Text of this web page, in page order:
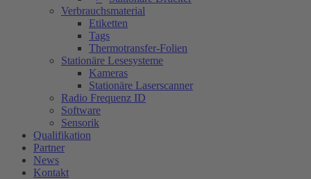
Verbrauchsmaterial
Etiketten
Tags
Thermotransfer-Folien
Stationäre Lesesysteme
Kameras
Stationäre Laserscanner
Radio Frequenz ID
Software
Sensorik
Qualifikation
Partner
News
Kontakt